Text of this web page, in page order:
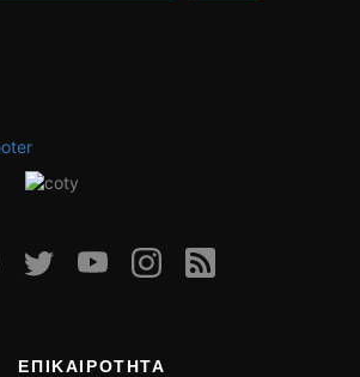
ΕΠΙΚΑΙΡΟΤΗΤΑ